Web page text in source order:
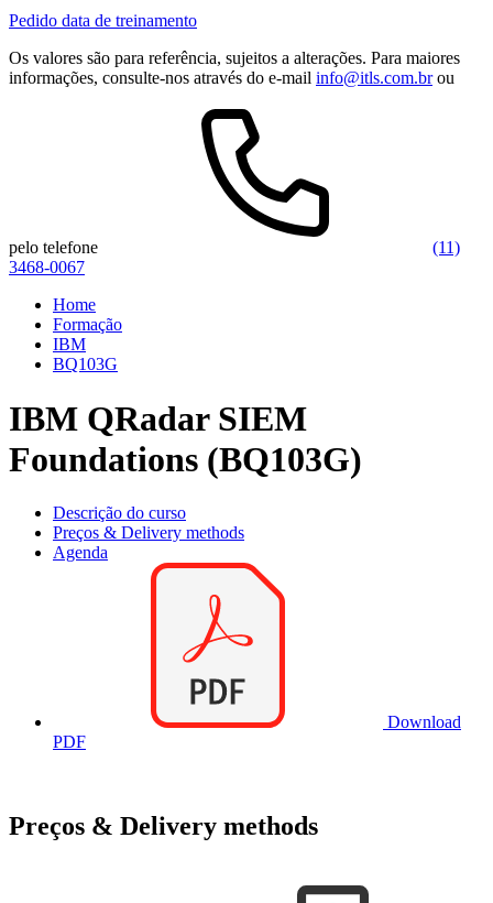
Pedido data de treinamento
Os valores são para referência, sujeitos a alterações. Para maiores
informações, consulte-nos através do e-mail info@itls.com.brou
pelo telefone
(11)
3468-0067
Home
Formação
IBM
BQ103G
IBM QRadar SIEM
Foundations (BQ103G)
Descrição do curso
Preços & Delivery methods
Agenda
Download
PDF
Preços & Delivery methods